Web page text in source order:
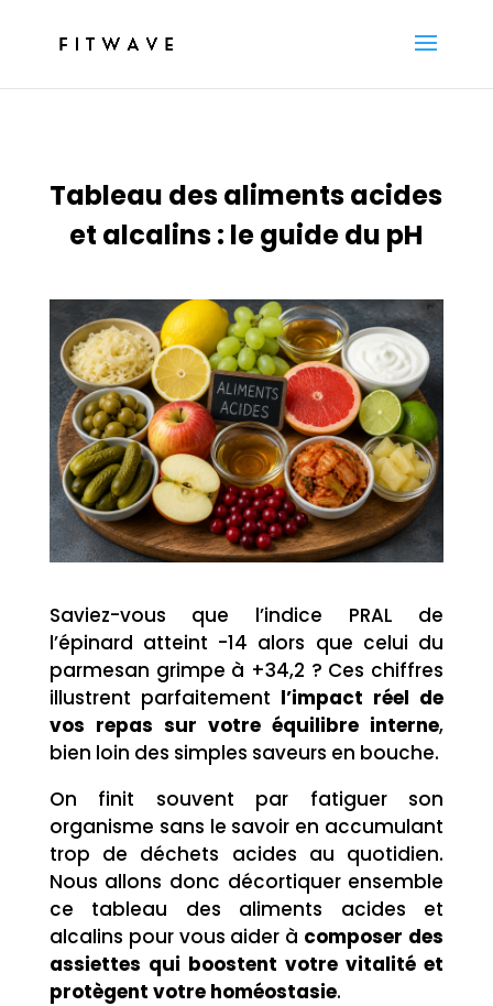
Tableau des aliments acides
et alcalins : le guide du pH
Saviez-vous que l’indice PRAL de
l’épinard atteint -14 alors que celui du
parmesan grimpe à +34,2 ? Ces chiffres
illustrent parfaitement l’impact réel de
vos repas sur votre équilibre interne,
bien loin des simples saveurs en bouche.
On finit souvent par fatiguer son
organisme sans le savoir en accumulant
trop de déchets acides au quotidien.
Nous allons donc décortiquer ensemble
ce tableau des aliments acides et
alcalins pour vous aider à composer des
assiettes qui boostent votre vitalité et
protègent votre homéostasie.